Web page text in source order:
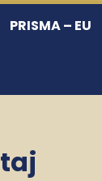
PRISMA – EU